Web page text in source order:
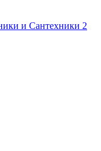
и Сантехники 2